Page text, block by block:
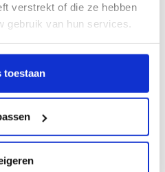
verstrekt of die ze hebben
gebruik van hun services.
toestaan
minigravers of andere
met de Altec oprijplaten
schade.
(afhankelijk van model)
tot 3 meter
tot 120 cm